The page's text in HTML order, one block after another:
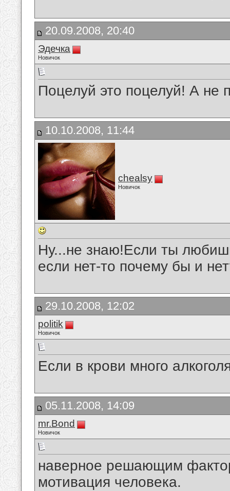
20.09.2008, 20:40
Эдечка
Новичок
Поцелуй это поцелуй! А не
10.10.2008, 11:44
chealsy
Новичок
Ну...не знаю!Если ты
если нет-то почему бы и
29.10.2008, 12:02
politik
Новичок
Если в крови много
05.11.2008, 14:09
mr.Bond
Новичок
наверное решающим
мотивация человека.